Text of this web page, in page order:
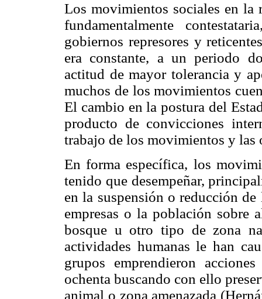
Los movimientos sociales en la
fundamentalmente
gobiernos represores y
era constante, a un periodo
actitud de mayor tolerancia y
muchos de los movimientos
El cambio en la postura del
producto de convicciones
trabajo de los movimientos y las
En forma específica, los
tenido que desempeñar,
en la suspensión o reducción
empresas o la población sobre
bosque u otro tipo de zona
actividades humanas le han
grupos emprendieron
ochenta buscando con ello
animal o zona amenazada